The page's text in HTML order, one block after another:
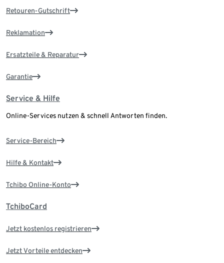
Retouren-Gutschrift
Reklamation
Ersatzteile & Reparatur
Garantie
Service & Hilfe
Online-Services nutzen & schnell Antworten finden.
Service-Bereich
Hilfe & Kontakt
Tchibo Online-Konto
TchiboCard
Jetzt kostenlos registrieren
Jetzt Vorteile entdecken